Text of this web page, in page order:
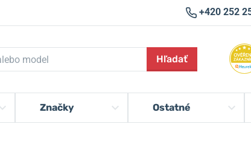
+420 252
Hľadať
Značky Ostatné